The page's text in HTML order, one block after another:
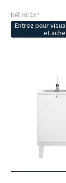
Réf: RE05P
Entrez pour
et